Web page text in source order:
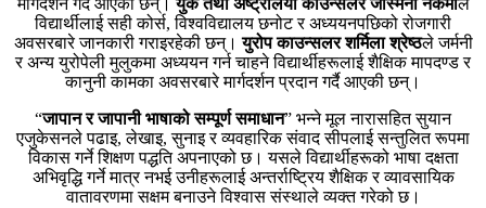
मार्गदर्शन गर्दै आएकी छन्।युके तथा अष्ट्रेलिया काउन्सलरजस्मिना नकर्मीले
विद्यार्थीलाई सही कोर्स, विश्वविद्यालय छनोट र अध्ययनपछिको रोजगारी
अवसरबारे जानकारी गराइरहेकी छन्।युरोप काउन्सलर शर्मिला श्रेष्ठले जर्मनी
र अन्य युरोपेली मुलुकमा अध्ययन गर्न चाहने विद्यार्थीहरूलाई शैक्षिक मापदण्ड र
कानुनी कामका अवसरबारे मार्गदर्शन प्रदान गर्दै आएकी छन्।
“जापान र जापानी भाषाको सम्पूर्ण समाधान” भन्ने मूल नारासहित सुयान
एजुकेसनले पढाइ, लेखाइ, सुनाइ र व्यवहारिक संवाद सीपलाई सन्तुलित रूपमा
विकास गर्ने शिक्षण पद्धति अपनाएको छ। यसले विद्यार्थीहरूको भाषा दक्षता
अभिवृद्धि गर्ने मात्र नभई उनीहरूलाई अन्तर्राष्ट्रिय शैक्षिक र व्यावसायिक
वातावरणमा सक्षम बनाउने विश्वास संस्थाले व्यक्त गरेको छ।